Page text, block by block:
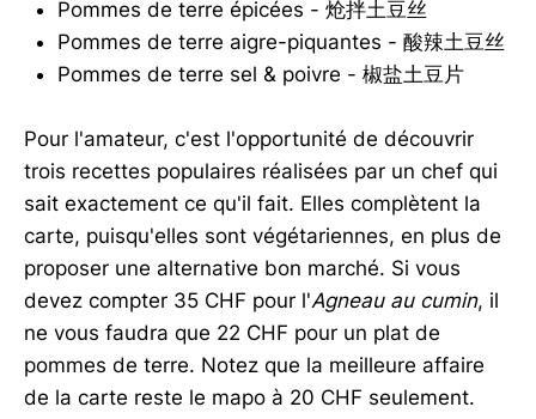
Pommes de terre épicées - 炝拌土豆丝
Pommes de terre aigre-piquantes - 酸辣土豆丝
Pommes de terre sel & poivre - 椒盐土豆片
Pour l'amateur, c'est l'opportunité de découvrir
trois recettes populaires réalisées par un chef qui
sait exactement ce qu'il fait. Elles complètent la
carte, puisqu'elles sont végétariennes, en plus de
proposer une alternative bon marché. Si vous
devez compter 35 CHF pour l'Agneau au cumin, il
ne vous faudra que 22 CHF pour un plat de
pommes de terre. Notez que la meilleure affaire
de la carte reste le mapo à 20 CHF seulement.